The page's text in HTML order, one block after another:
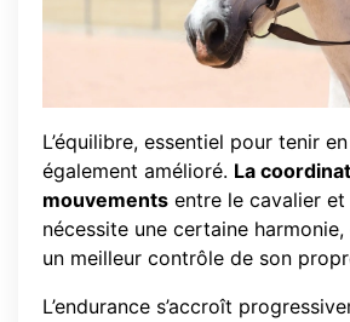
L’équilibre, essentiel pour tenir
également amélioré. La
mouvements entre le cavalier
nécessite une certaine
un meilleur contrôle de son
L’endurance s’accroît